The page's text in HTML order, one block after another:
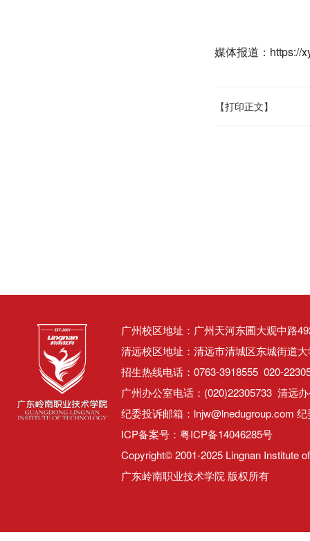
媒体报道：https://
【打印正文】
广州校区地址：广州天河东圃大观中路
清远校区地址：清远市清城区东城街道
招生热线电话：0763-3918555 020-
广州办公室电话：(020)22305733 清远
纪委投诉邮箱：lnjw@lnedugroup.com
ICP备案号： 粤ICP备14046285号
Copyright© 2001-2025 Lingnan Institute
广东岭南职业技术学院 版权所有